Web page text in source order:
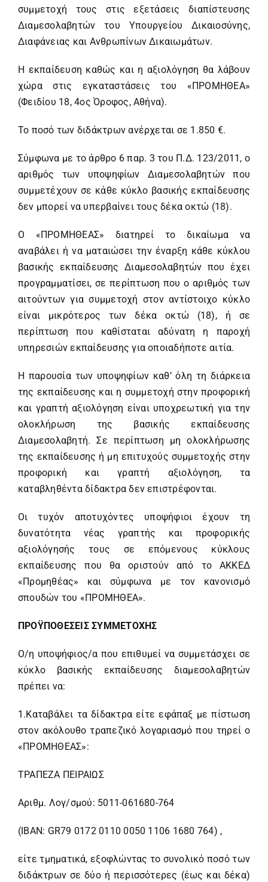
συμμετοχή τους στις εξετάσεις διαπίστευσης
Διαμεσολαβητών του Υπουργείου Δικαιοσύνης,
Διαφάνειας και Ανθρωπίνων Δικαιωμάτων.
Η εκπαίδευση καθώς και η αξιολόγηση θα λάβουν
χώρα στις εγκαταστάσεις του «ΠΡΟΜΗΘΕΑ»
(Φειδίου 18, 4ος Όροφος, Αθήνα).
Το ποσό των διδάκτρων ανέρχεται σε 1.850 €.
Σύμφωνα με το άρθρο 6 παρ. 3 του Π.Δ. 123/2011, ο
αριθμός των υποψηφίων Διαμεσολαβητών που
συμμετέχουν σε κάθε κύκλο βασικής εκπαίδευσης
δεν μπορεί να υπερβαίνει τους δέκα οκτώ (18).
Ο «ΠΡΟΜΗΘΕΑΣ» διατηρεί το δικαίωμα να
αναβάλει ή να ματαιώσει την έναρξη κάθε κύκλου
βασικής εκπαίδευσης Διαμεσολαβητών που έχει
προγραμματίσει, σε περίπτωση που ο αριθμός των
αιτούντων για συμμετοχή στον αντίστοιχο κύκλο
είναι μικρότερος των δέκα οκτώ (18), ή σε
περίπτωση που καθίσταται αδύνατη η παροχή
υπηρεσιών εκπαίδευσης για οποιαδήποτε αιτία.
Η παρουσία των υποψηφίων καθ’ όλη τη διάρκεια
της εκπαίδευσης και η συμμετοχή στην προφορική
και γραπτή αξιολόγηση είναι υποχρεωτική για την
ολοκλήρωση της βασικής εκπαίδευσης
Διαμεσολαβητή. Σε περίπτωση μη ολοκλήρωσης
της εκπαίδευσης ή μη επιτυχούς συμμετοχής στην
προφορική και γραπτή αξιολόγηση, τα
καταβληθέντα δίδακτρα δεν επιστρέφονται.
Οι τυχόν αποτυχόντες υποψήφιοι έχουν τη
δυνατότητα νέας γραπτής και προφορικής
αξιολόγησής τους σε επόμενους κύκλους
εκπαίδευσης που θα οριστούν από το ΑΚΚΕΔ
«Προμηθέας» και σύμφωνα με τον κανονισμό
σπουδών του «ΠΡΟΜΗΘΕΑ».
ΠΡΟΫΠΟΘΕΣΕΙΣ ΣΥΜΜΕΤΟΧΗΣ
Ο/η υποψήφιος/α που επιθυμεί να συμμετάσχει σε
κύκλο βασικής εκπαίδευσης διαμεσολαβητών
πρέπει να:
1.Καταβάλει τα δίδακτρα είτε εφάπαξ με πίστωση
στον ακόλουθο τραπεζικό λογαριασμό που τηρεί ο
«ΠΡΟΜΗΘΕΑΣ»:
ΤΡΑΠΕΖΑ ΠΕΙΡΑΙΩΣ
Αριθμ. Λογ/σμού: 5011-061680-764
(ΙΒΑΝ: GR79 0172 0110 0050 1106 1680 764) ,
είτε τμηματικά, εξοφλώντας το συνολικό ποσό των
διδάκτρων σε δύο ή περισσότερες (έως και δέκα)